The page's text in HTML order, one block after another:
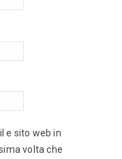
e sito web in
volta che